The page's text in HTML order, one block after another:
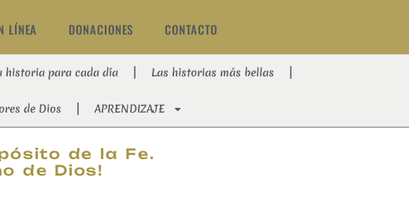
LÍNEA DONACIONES CONTACTO
historia para cada día Las historias más bellas
de Dios APRENDIZAJE
de la Fe.
de Dios!